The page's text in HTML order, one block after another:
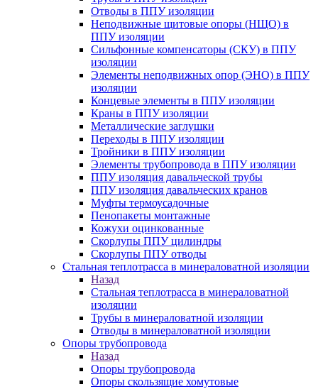
Отводы в ППУ изоляции
Неподвижные щитовые опоры (НЩО) в
ППУ изоляции
Cильфонные компенсаторы (СКУ) в ППУ
изоляции
Элементы неподвижных опор (ЭНО) в ППУ
изоляции
Концевые элементы в ППУ изоляции
Краны в ППУ изоляции
Металлические заглушки
Переходы в ППУ изоляции
Тройники в ППУ изоляции
Элементы трубопровода в ППУ изоляции
ППУ изоляция давальческой трубы
ППУ изоляция давальческих кранов
Муфты термоусадочные
Пенопакеты монтажные
Кожухи оцинкованные
Скорлупы ППУ цилиндры
Скорлупы ППУ отводы
Стальная теплотрасса в минераловатной изоляции
Назад
Стальная теплотрасса в минераловатной
изоляции
Трубы в минераловатной изоляции
Отводы в минераловатной изоляции
Опоры трубопровода
Назад
Опоры трубопровода
Опоры скользящие хомутовые